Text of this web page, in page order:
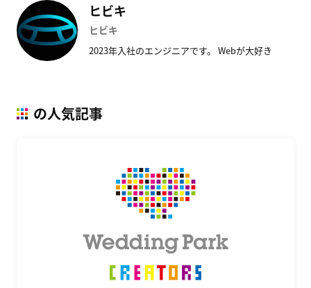
ヒビキ
ヒビキ
2023年入社のエンジニアです。 Webが大好き
の人気記事